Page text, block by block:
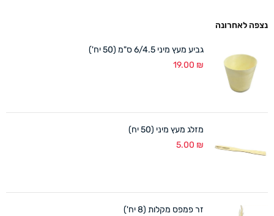
נצפה לאחרונה
גביע מעץ מיני 6/4.5 ס"מ (50 יח')
19.00 ₪
מזלג מעץ מיני (50 יח)
5.00 ₪
זר פמפס מקלות (8 יח')